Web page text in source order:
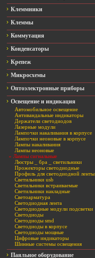
Клеммники
Клеммы
Коммутация
Конденсаторы
Крепеж
Микросхемы
Оптоэлектронные приборы
Освещение и индикация
Автомобильное освещение
Антивандальные индикаторы
Держатели светодиодов
Лазерные модули
Лампочки накаливания в корпусе
Лампочки неоновые в корпусе
Лампы накаливания
Лампы неоновые
» Лампы сигнальные
Люстры _ бра _ светильники
Прожекторы светодиодные
Профиль для светодиодной ленты
Светильники usb
Светильники встраиваемые
Светильники накладные
Светоарматура
Светодиодная лента
Светодиодные модули подсветки
Светодиоды
Светодиоды smd
Светодиоды в корпусе
Светодиоды мощные
Цифровые индикаторы
Шинные системы освещения
Паяльное оборудование